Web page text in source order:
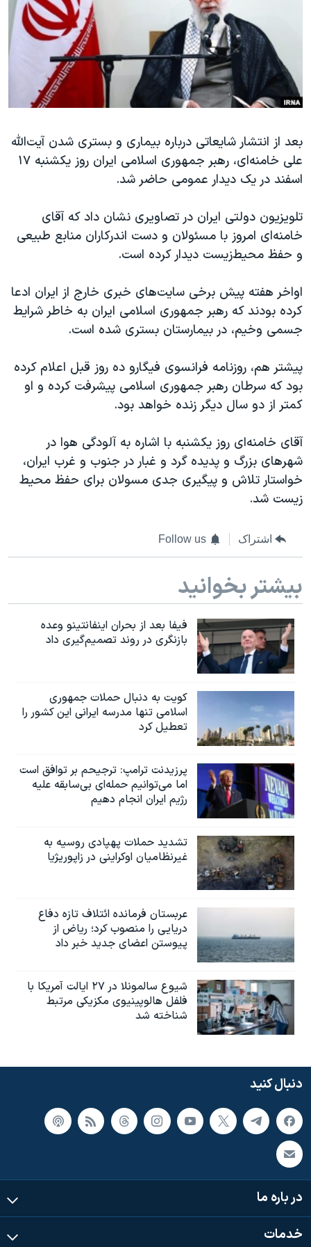
فرهنگ و زندگی
حقوق شهروندی
اقتصادی
علم و فناوری
گالری عکس
آرشیو پخش زنده
انتخابات ریاست جمهوری آمریکا ۲۰۲۴
حمله جمهوری اسلامی به اسرائیل
رمز مهسا
اعتراضات زن، زندگی، آزادی
مجموعه مستندهای دادخواهی
تریبونال مردمی آبان ۹۸
دادگاه حمید نوری
چهل سال گروگان‌گیری
قانون شفافیت دارائی کادر رهبری ایران
اعتراضات مردمی آبان ۹۸
اسرائیل در جنگ
نرگس محمدی برنده جایزه نوبل صلح
همایش محافظه‌کاران آمریکا «سی‌پک»
صفحه‌های ویژه
سفر پرزیدنت ترامپ به چین
زبانهای مختلف
بعد از انتشار شایعاتی درباره بیماری و بستری شدنآیت‌الله
علی خامنه‌ای
، رهبر جمهوری اسلامی ایران روز یکشنبه ۱۷
اسفند در یک دیدار عمومی حاضر شد.
تلویزیون دولتی ایران در تصاویری نشان داد که آقای
خامنه‌ای امروز با مسئولان و دست اندرکاران منابع طبیعی
و حفظ محیط‌زیست دیدار کرده است.
اواخر هفته پیش برخی سایت‌های خبری خارج از ایران ادعا
کرده بودند که رهبر جمهوری اسلامی ایران به خاطر شرایط
جسمی وخیم، در بیمارستان بستری شده است.
پیشتر هم، روزنامه فرانسوی فیگارو ده روز قبل اعلام کرده
بود که سرطان رهبر جمهوری اسلامی پیشرفت کرده و او
کمتر از دو سال دیگر زنده خواهد بود.
آقای خامنه‌ای روز یکشنبه با اشاره به آلودگی هوا در
شهرهای بزرگ و پدیده گرد و غبار در جنوب و غرب ایران،
خواستار تلاش و پیگیری جدی مسولان برای حفظ محیط
زیست شد.
اشتراک Follow us
بیشتر بخوانید
فیفا بعد از بحران اینفانتینو وعده
بازنگری در روند تصمیم‌گیری داد
کویت به دنبال حملات جمهوری
اسلامی تنها مدرسه ایرانی این کشور را
تعطیل کرد
پرزیدنت ترامپ: ترجیحم بر توافق است
اما می‌توانیم حمله‌ای بی‌سابقه علیه
رژیم ایران انجام دهیم
تشدید حملات پهپادی روسیه به
غیرنظامیان اوکراینی در زاپوریژیا
عربستان فرمانده ائتلاف تازه دفاع
دریایی را منصوب کرد؛ ریاض از
پیوستن اعضای جدید خبر داد
شیوع سالمونلا در ۲۷ ایالت آمریکا با
فلفل هالوپینیوی مکزیکی مرتبط
شناخته شد
دنبال کنید
در باره ما
خدمات